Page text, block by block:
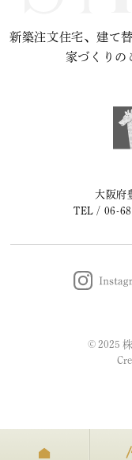
2023年08月 (2)
2023年04月 (2)
2023年03月 (3)
2023年02月 (2)
新築注文住宅、建て
家づくりの
大阪府
TEL / 06-
© 2025